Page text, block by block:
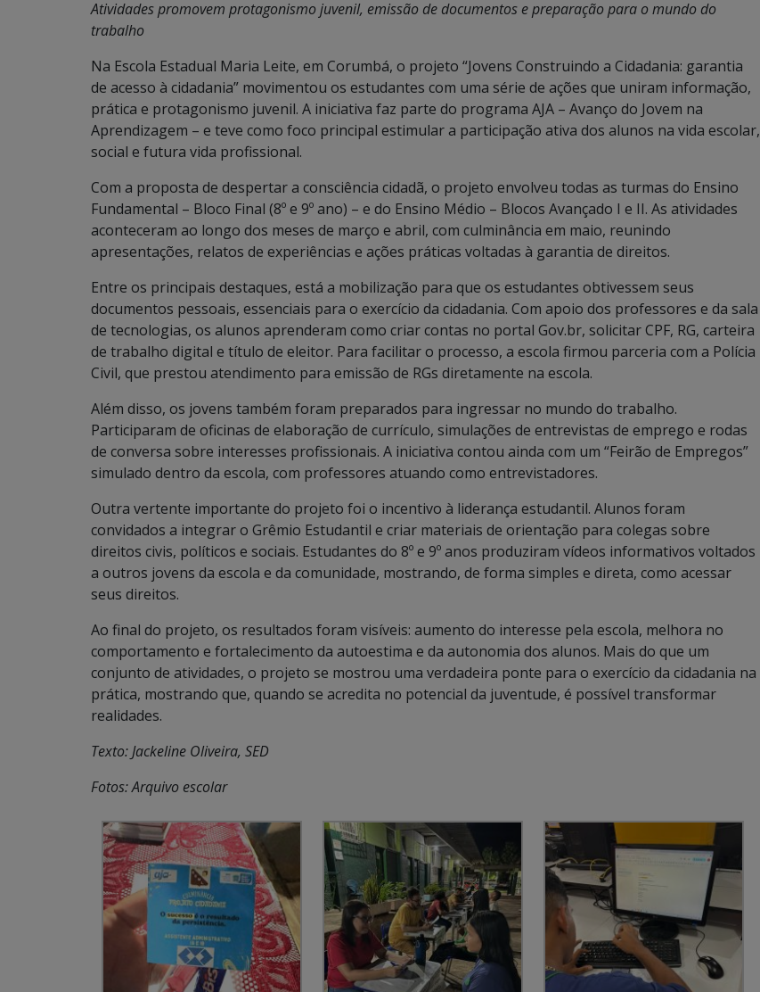
Atividades promovem protagonismo juvenil, emissão de documentos e preparação para o mundo do
trabalho
Na Escola Estadual Maria Leite, em Corumbá, o projeto “Jovens Construindo a Cidadania: garantia
de acesso à cidadania” movimentou os estudantes com uma série de ações que uniram informação,
prática e protagonismo juvenil. A iniciativa faz parte do programa AJA – Avanço do Jovem na
Aprendizagem – e teve como foco principal estimular a participação ativa dos alunos na vida escolar,
social e futura vida profissional.
Com a proposta de despertar a consciência cidadã, o projeto envolveu todas as turmas do Ensino
Fundamental – Bloco Final (8º e 9º ano) – e do Ensino Médio – Blocos Avançado I e II. As atividades
aconteceram ao longo dos meses de março e abril, com culminância em maio, reunindo
apresentações, relatos de experiências e ações práticas voltadas à garantia de direitos.
Entre os principais destaques, está a mobilização para que os estudantes obtivessem seus
documentos pessoais, essenciais para o exercício da cidadania. Com apoio dos professores e da sala
de tecnologias, os alunos aprenderam como criar contas no portal Gov.br, solicitar CPF, RG, carteira
de trabalho digital e título de eleitor. Para facilitar o processo, a escola firmou parceria com a Polícia
Civil, que prestou atendimento para emissão de RGs diretamente na escola.
Além disso, os jovens também foram preparados para ingressar no mundo do trabalho.
Participaram de oficinas de elaboração de currículo, simulações de entrevistas de emprego e rodas
de conversa sobre interesses profissionais. A iniciativa contou ainda com um “Feirão de Empregos”
simulado dentro da escola, com professores atuando como entrevistadores.
Outra vertente importante do projeto foi o incentivo à liderança estudantil. Alunos foram
convidados a integrar o Grêmio Estudantil e criar materiais de orientação para colegas sobre
direitos civis, políticos e sociais. Estudantes do 8º e 9º anos produziram vídeos informativos voltados
a outros jovens da escola e da comunidade, mostrando, de forma simples e direta, como acessar
seus direitos.
Ao final do projeto, os resultados foram visíveis: aumento do interesse pela escola, melhora no
comportamento e fortalecimento da autoestima e da autonomia dos alunos. Mais do que um
conjunto de atividades, o projeto se mostrou uma verdadeira ponte para o exercício da cidadania na
prática, mostrando que, quando se acredita no potencial da juventude, é possível transformar
realidades.
Texto: Jackeline Oliveira, SED
Fotos: Arquivo escolar